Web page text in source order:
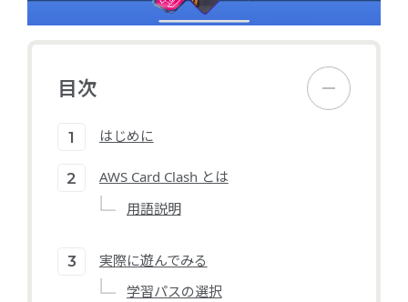
目次
はじめに
AWS Card Clash とは
用語説明
実際に遊んでみる
学習パスの選択